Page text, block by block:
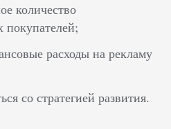
количество
покупателей;
расходы на рекламу
со стратегией развития.